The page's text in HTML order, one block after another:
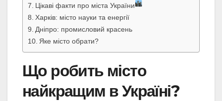
Цікаві факти про міста України
Харків: місто науки та енергії
Дніпро: промисловий красень
Яке місто обрати?
Що робить місто
найкращим в Україні?